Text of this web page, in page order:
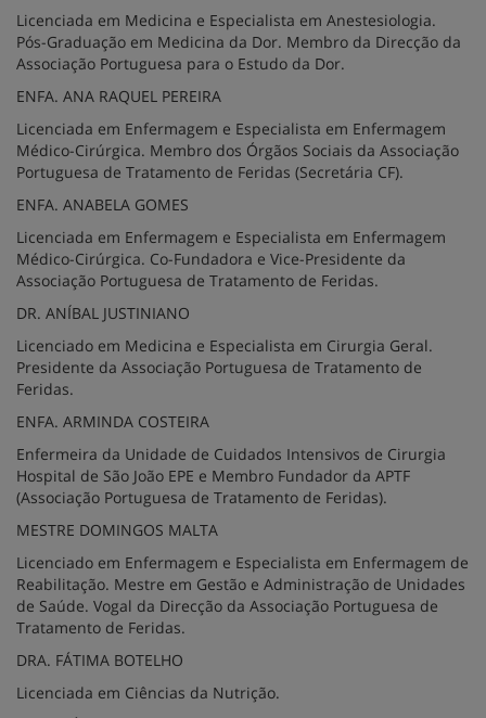
Licenciada em Medicina e Especialista em Anestesiologia.
Pós-Graduação em Medicina da Dor. Membro da Direcção da
Associação Portuguesa para o Estudo da Dor.
ENFA. ANA RAQUEL PEREIRA
Licenciada em Enfermagem e Especialista em Enfermagem
Médico-Cirúrgica. Membro dos Órgãos Sociais da Associação
Portuguesa de Tratamento de Feridas (Secretária CF).
ENFA. ANABELA GOMES
Licenciada em Enfermagem e Especialista em Enfermagem
Médico-Cirúrgica. Co-Fundadora e Vice-Presidente da
Associação Portuguesa de Tratamento de Feridas.
DR. ANÍBAL JUSTINIANO
Licenciado em Medicina e Especialista em Cirurgia Geral.
Presidente da Associação Portuguesa de Tratamento de
Feridas.
ENFA. ARMINDA COSTEIRA
Enfermeira da Unidade de Cuidados Intensivos de Cirurgia
Hospital de São João EPE e Membro Fundador da APTF
(Associação Portuguesa de Tratamento de Feridas).
MESTRE DOMINGOS MALTA
Licenciado em Enfermagem e Especialista em Enfermagem de
Reabilitação. Mestre em Gestão e Administração de Unidades
de Saúde. Vogal da Direcção da Associação Portuguesa de
Tratamento de Feridas.
DRA. FÁTIMA BOTELHO
Licenciada em Ciências da Nutrição.